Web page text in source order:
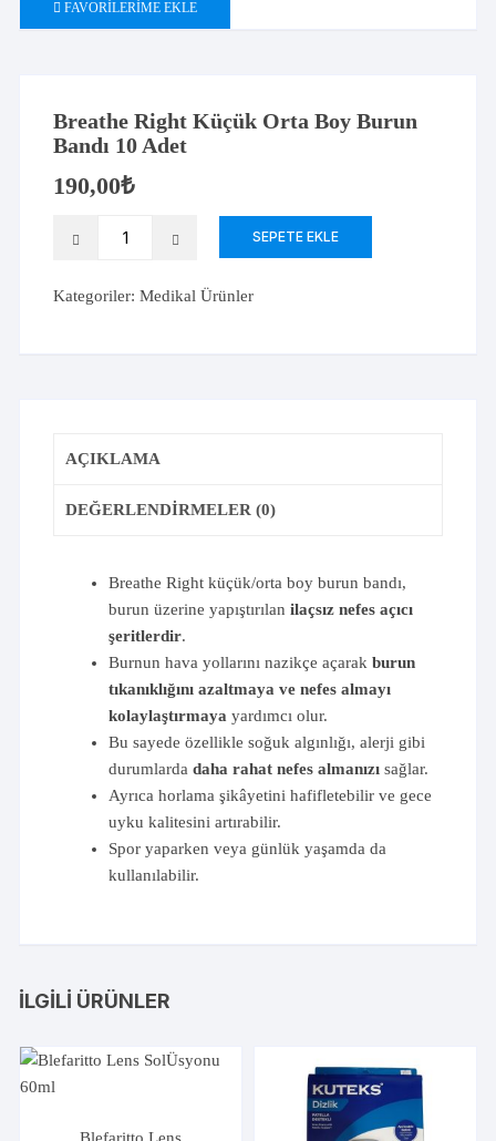
FAVORILERIME EKLE
Breathe Right Küçük Orta Boy Burun
Bandı 10 Adet
190,00₺
Orta
adet
SEPETE EKLE
Kategoriler:Medikal Ürünler
AÇIKLAMA
DEĞERLENDIRMELER (0)
Breathe Right küçük/orta boy burun bandı,
burun üzerine yapıştırılanilaçsız nefes açıcı
şeritlerdir.
Burnun hava yollarını nazikçe açarakburun
tıkanıklığını azaltmaya ve nefes almayı
kolaylaştırmaya yardımcı olur.
Bu sayede özellikle soğuk algınlığı, alerji gibi
durumlardadaha rahat nefes almanızı sağlar.
Ayrıca horlama şikâyetini hafifletebilir ve gece
uyku kalitesini artırabilir.
Spor yaparken veya günlük yaşamda da
kullanılabilir.
İLGILI ÜRÜNLER
Blefaritto Lens